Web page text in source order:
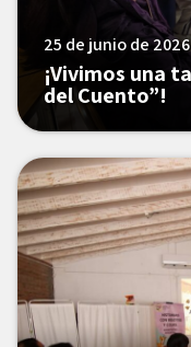
25 de junio de 2026
¡Vivimos una
del Cuento”!